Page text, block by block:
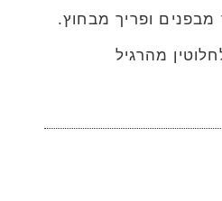
מבפנים ופריך מבחוץ.
מהרגיל